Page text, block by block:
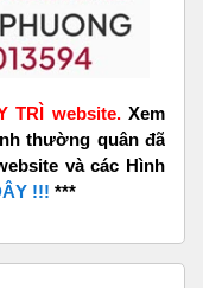
TRÌ website. Xem
thường quân đã
và các Hình
!!! ***